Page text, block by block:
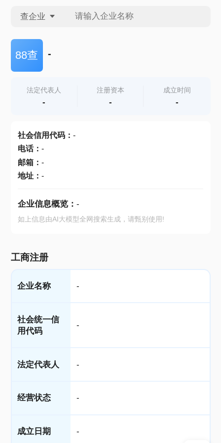
查企业
查企业
查产地
88查 -
法定代表人
-
注册资本
-
成立时间
-
社会信用代码： -
电话： -
邮箱： -
地址： -
企业信息概览： -
如上信息由AI大模型全网搜索生成，请甄别使用!
工商注册
企业名称 -
社会统一信
用代码
-
法定代表人 -
经营状态 -
成立日期 -